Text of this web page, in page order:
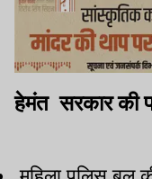
हेमंत सरकार की